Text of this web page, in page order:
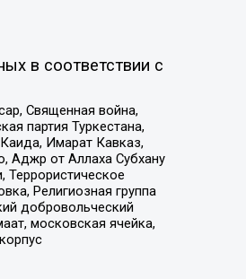
в соответствии с
Священная война,
партия Туркестана,
Имарат Кавказ,
Аджр от Аллаха Субхану
Религиозная группа
добровольческий
московская ячейка,